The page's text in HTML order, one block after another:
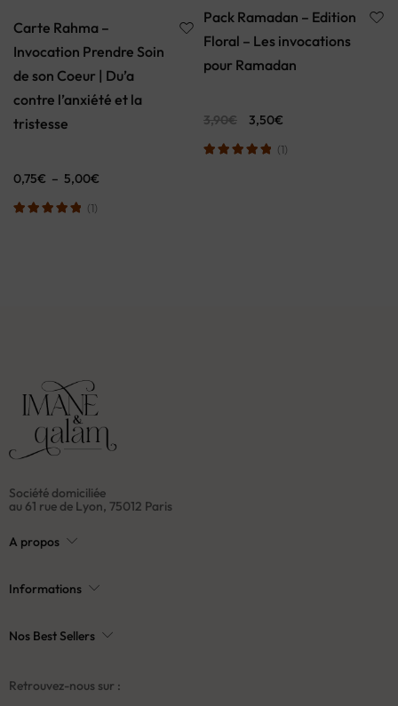
Carte Rahma –
Invocation Prendre Soin
de son Coeur | Du’a
contre l’anxiété et la
tristesse
0,75€ – 5,00€
(1)
Pack Ramadan – Edition
Floral – Les invocations
pour Ramadan
3,90€ 3,50€
(1)
Société domiciliée
au 61 rue de Lyon, 75012 Paris
A propos
Informations
Nos Best Sellers
Retrouvez-nous sur :